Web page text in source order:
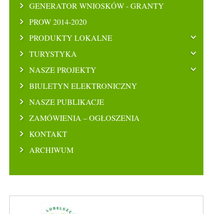
GENERATOR WNIOSKÓW - GRANTY
PROW 2014-2020
PRODUKTY LOKALNE
TURYSTYKA
NASZE PROJEKTY
BIULETYN ELEKTRONICZNY
NASZE PUBLIKACJE
ZAMÓWIENIA – OGŁOSZENIA
KONTAKT
ARCHIWUM